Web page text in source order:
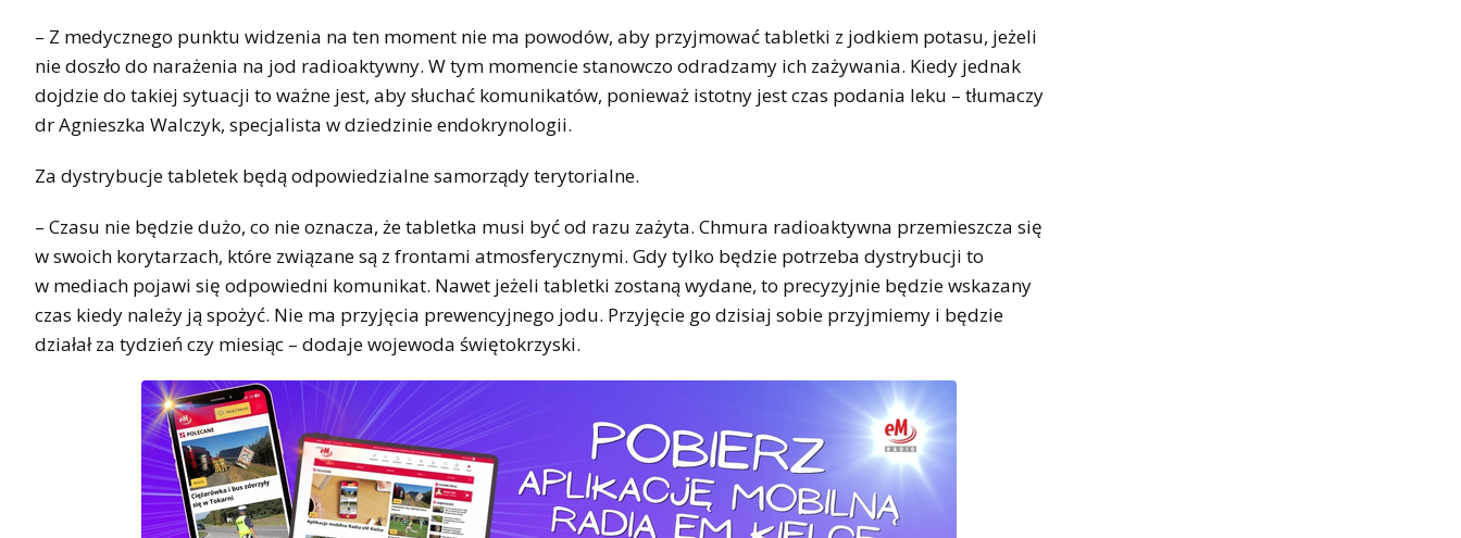
– Z medycznego punktu widzenia na ten moment nie ma powodów, aby przyjmować tabletki z jodkiem potasu, jeżeli
nie doszło do narażenia na jod radioaktywny. W tym momencie stanowczo odradzamy ich zażywania. Kiedy jednak
dojdzie do takiej sytuacji to ważne jest, aby słuchać komunikatów, ponieważ istotny jest czas podania leku – tłumaczy
dr Agnieszka Walczyk, specjalista w dziedzinie endokrynologii.
Za dystrybucje tabletek będą odpowiedzialne samorządy terytorialne.
– Czasu nie będzie dużo, co nie oznacza, że tabletka musi być od razu zażyta. Chmura radioaktywna przemieszcza się
w swoich korytarzach, które związane są z frontami atmosferycznymi. Gdy tylko będzie potrzeba dystrybucji to
w mediach pojawi się odpowiedni komunikat. Nawet jeżeli tabletki zostaną wydane, to precyzyjnie będzie wskazany
czas kiedy należy ją spożyć. Nie ma przyjęcia prewencyjnego jodu. Przyjęcie go dzisiaj sobie przyjmiemy i będzie
działał za tydzień czy miesiąc – dodaje wojewoda świętokrzyski.